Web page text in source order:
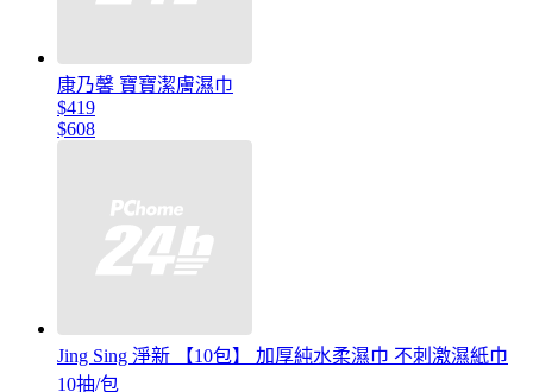
康乃馨 寶寶潔膚濕巾
$419
$608
Jing Sing 淨新 【10包】 加厚純水柔濕巾 不刺激濕紙巾
10抽/包